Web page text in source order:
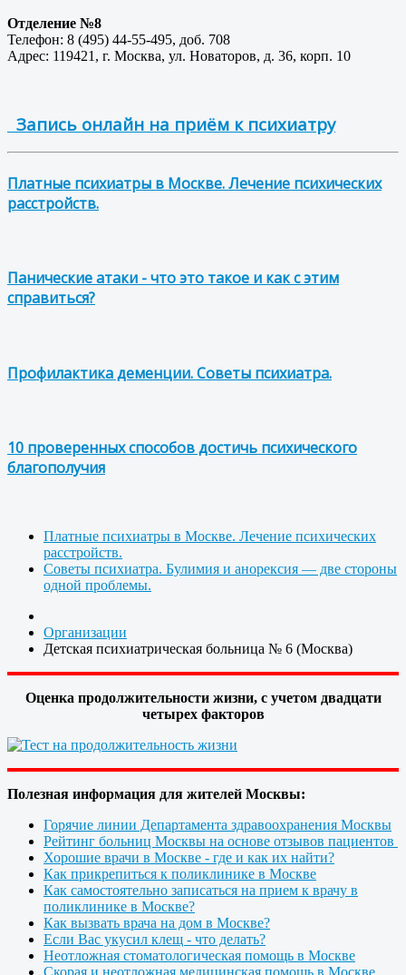
Отделение №8
Телефон: 8 (495) 44-55-495, доб. 708
Адрес: 119421, г. Москва, ул. Новаторов, д. 36, корп. 10
Запись онлайн на приём к психиатру
Платные психиатры в Москве. Лечение психических
расстройств.
Панические атаки - что это такое и как с этим
справиться?
Профилактика деменции. Советы психиатра.
10 проверенных способов достичь психического
благополучия
Платные психиатры в Москве. Лечение психических
расстройств.
Советы психиатра. Булимия и анорексия — две стороны
одной проблемы.
Организации
Детская психиатрическая больница № 6 (Москва)
Оценка продолжительности жизни, с учетом двадцати
четырех факторов
Полезная информация для жителей Москвы:
Горячие линии Департамента здравоохранения Москвы
Рейтинг больниц Москвы на основе отзывов пациентов
Хорошие врачи в Москве - где и как их найти?
Как прикрепиться к поликлинике в Москве
Как самостоятельно записаться на прием к врачу в
поликлинике в Москве?
Как вызвать врача на дом в Москве?
Если Вас укусил клещ - что делать?
Неотложная стоматологическая помощь в Москве
Скорая и неотложная медицинская помощь в Москве